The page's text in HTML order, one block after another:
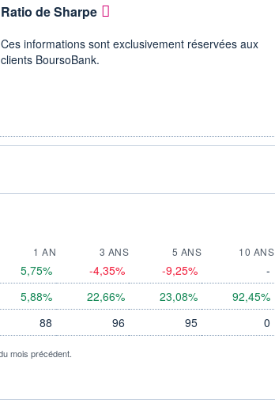
Ratio de Sharpe
Ces informations sont exclusivement réservées aux
clients BoursoBank.
1 AN 3 ANS 5 ANS
10 ANS
5,75% -4,35% -9,25% -
5,88% 22,66% 23,08% 92,45%
88 96 95 0
mois précédent.